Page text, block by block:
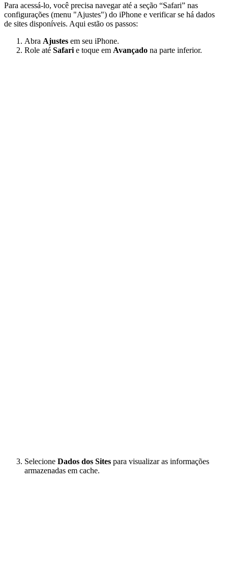
Para acessá-lo, você precisa navegar até a seção “Safari” nas
configurações (menu "Ajustes") do iPhone e verificar se há dados
de sites disponíveis. Aqui estão os passos:
Abra Ajustes em seu iPhone.
Role até Safari e toque em Avançado na parte inferior.
Selecione Dados dos Sites para visualizar as informações
armazenadas em cache.